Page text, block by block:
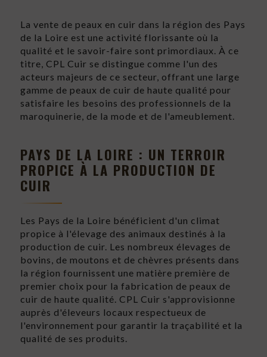
La vente de peaux en cuir dans la région des Pays
de la Loire est une activité florissante où la
qualité et le savoir-faire sont primordiaux. À ce
titre, CPL Cuir se distingue comme l'un des
acteurs majeurs de ce secteur, offrant une large
gamme de peaux de cuir de haute qualité pour
satisfaire les besoins des professionnels de la
maroquinerie, de la mode et de l'ameublement.
PAYS DE LA LOIRE : UN TERROIR
PROPICE À LA PRODUCTION DE
CUIR
Les Pays de la Loire bénéficient d'un climat
propice à l'élevage des animaux destinés à la
production de cuir. Les nombreux élevages de
bovins, de moutons et de chèvres présents dans
la région fournissent une matière première de
premier choix pour la fabrication de peaux de
cuir de haute qualité. CPL Cuir s'approvisionne
auprès d'éleveurs locaux respectueux de
l'environnement pour garantir la traçabilité et la
qualité de ses produits.